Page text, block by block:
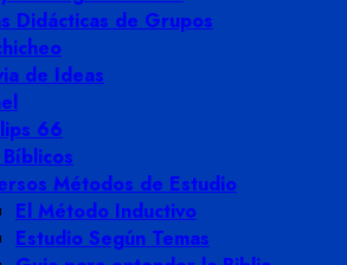
Didácticas de Grupos
de Ideas
66
Métodos de Estudio
El Método Inductivo
Estudio Según Temas